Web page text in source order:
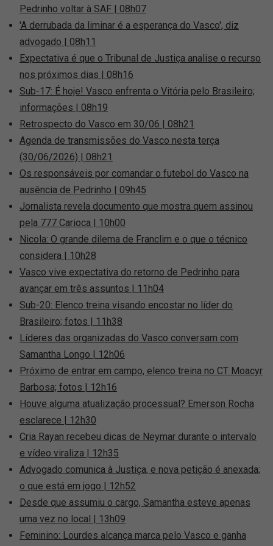
Pedrinho voltar à SAF | 08h07
'A derrubada da liminar é a esperança do Vasco', diz
advogado | 08h11
Expectativa é que o Tribunal de Justiça analise o recurso
nos próximos dias | 08h16
Sub-17: É hoje! Vasco enfrenta o Vitória pelo Brasileiro;
informações | 08h19
Retrospecto do Vasco em 30/06 | 08h21
Agenda de transmissões do Vasco nesta terça
(30/06/2026) | 08h21
Os responsáveis por comandar o futebol do Vasco na
ausência de Pedrinho | 09h45
Jornalista revela documento que mostra quem assinou
pela 777 Carioca | 10h00
Nicola: O grande dilema de Franclim e o que o técnico
considera | 10h28
Vasco vive expectativa do retorno de Pedrinho para
avançar em três assuntos | 11h04
Sub-20: Elenco treina visando encostar no líder do
Brasileiro; fotos | 11h38
Líderes das organizadas do Vasco conversam com
Samantha Longo | 12h06
Próximo de entrar em campo, elenco treina no CT Moacyr
Barbosa; fotos | 12h16
Houve alguma atualização processual? Emerson Rocha
esclarece | 12h30
Cria Rayan recebeu dicas de Neymar durante o intervalo
e vídeo viraliza | 12h35
Advogado comunica à Justiça, e nova petição é anexada;
o que está em jogo | 12h52
Desde que assumiu o cargo, Samantha esteve apenas
uma vez no local | 13h09
Feminino: Lourdes alcança marca pelo Vasco e ganha